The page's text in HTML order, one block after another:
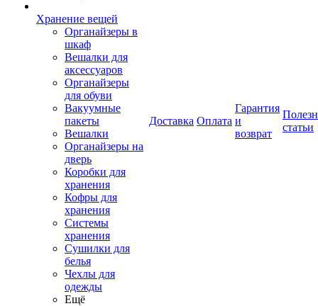
Хранение вещей
Органайзеры в
шкаф
Вешалки для
аксессуаров
Органайзеры
для обуви
Вакуумные
пакеты
Вешалки
Органайзеры на
дверь
Коробки для
хранения
Кофры для
хранения
Системы
хранения
Сушилки для
белья
Чехлы для
одежды
Ещё
Доставка Оплата
Гарантия
и
возврат
статьи